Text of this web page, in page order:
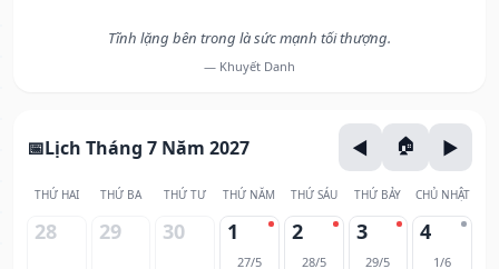
Tĩnh lặng bên trong là sức mạnh tối thượng.
— Khuyết Danh
Lịch Tháng 7 Năm 2027
THỨ HAI THỨ BA THỨ TƯ THỨ NĂM THỨ SÁU THỨ BẢY CHỦ NHẬT
28 29 30 1
27/5
2
28/5
3
29/5
4
1/6